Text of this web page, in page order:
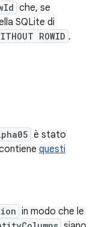
che, se
SQLite di
ROWID .
è stato
questi
in modo che le